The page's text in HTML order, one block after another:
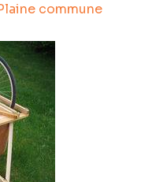
commune